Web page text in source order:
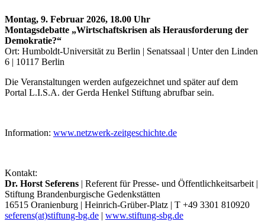
Montag, 9. Februar 2026, 18.00 Uhr
Montagsdebatte „Wirtschaftskrisen als Herausforderung der
Demokratie?“
Ort: Humboldt-Universität zu Berlin | Senatssaal | Unter den Linden
6 | 10117 Berlin
Die Veranstaltungen werden aufgezeichnet und später auf dem
Portal L.I.S.A. der Gerda Henkel Stiftung abrufbar sein.
Information: www.netzwerk-zeitgeschichte.de
Kontakt:
Dr. Horst Seferens | Referent für Presse- und Öffentlichkeitsarbeit |
Stiftung Brandenburgische Gedenkstätten
16515 Oranienburg | Heinrich-Grüber-Platz | T +49 3301 810920
seferens(at)stiftung-bg.de | www.stiftung-sbg.de